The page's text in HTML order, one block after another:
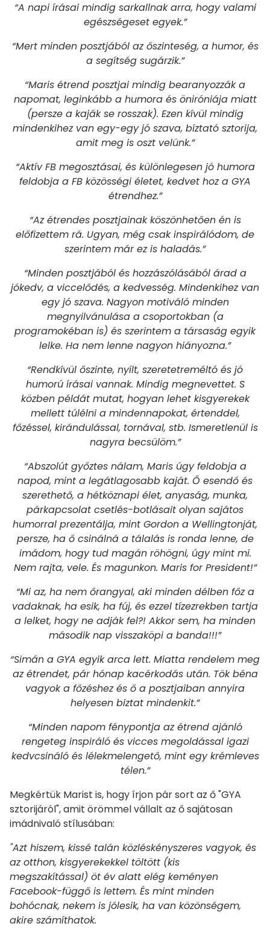
“A napi írásai mindig sarkallnak arra, hogy valami
egészségeset egyek.”
“Mert minden posztjából az őszinteség, a humor, és
a segítség sugárzik.”
“Maris étrend posztjai mindig bearanyozzák a
napomat, leginkább a humora és öniróniája miatt
(persze a kaják se rosszak). Ezen kívül mindig
mindenkihez van egy-egy jó szava, bíztató sztorija,
amit meg is oszt velünk.”
“Aktív FB megosztásai, és különlegesen jó humora
feldobja a FB közösségi életet, kedvet hoz a GYA
étrendhez.”
“Az étrendes posztjainak köszönhetően én is
előfizettem rá. Ugyan, még csak inspirálódom, de
szerintem már ez is haladás.”
“Minden posztjából és hozzászólásából árad a
jókedv, a viccelődés, a kedvesség. Mindenkihez van
egy jó szava. Nagyon motiváló minden
megnyilvánulása a csoportokban (a
programokéban is) és szerintem a társaság egyik
lelke. Ha nem lenne nagyon hiányozna.”
“Rendkívül őszinte, nyílt, szeretetreméltó és jó
humorú írásai vannak. Mindig megnevettet. S
közben példát mutat, hogyan lehet kisgyerekek
mellett túlélni a mindennapokat, értenddel,
főzéssel, kirándulással, tornával, stb. Ismeretlenül is
nagyra becsülöm.”
“Abszolút győztes nálam, Maris úgy feldobja a
napod, mint a legátlagosabb kaját. Ő esendő és
szerethető, a hétköznapi élet, anyaság, munka,
párkapcsolat csetlés-botlásait olyan sajátos
humorral prezentálja, mint Gordon a Wellingtonját,
persze, ha ő csinálná a tálalás is ronda lenne, de
imádom, hogy tud magán röhögni, úgy mint mi.
Nem rajta, vele. És magunkon. Maris for President!”
“Mi az, ha nem őrangyal, aki minden délben főz a
vadaknak, ha esik, ha fúj, és ezzel tízezrekben tartja
a lelket, hogy ne adják fel?! Akkor sem, ha minden
második nap visszaköpi a banda!!!”
“Simán a GYA egyik arca lett. Miatta rendelem meg
az étrendet, pár hónap kacérkodás után. Tök béna
vagyok a főzéshez és ő a posztjaiban annyira
helyesen biztat mindenkit.”
“Minden napom fénypontja az étrend ajánló
rengeteg inspiráló és vicces megoldással igazi
kedvcsináló és lélekmelengető, mint egy krémleves
télen.”
Megkértük Marist is, hogy írjon pár sort az ő "GYA
sztorijáról", amit örömmel vállalt az ő sajátosan
imádnivaló stílusában:
"Azt hiszem, kissé talán közléskényszeres vagyok, és
az otthon, kisgyerekekkel töltött (kis
megszakítással) öt év alatt elég keményen
Facebook-függő is lettem. És mint minden
bohócnak, nekem is jólesik, ha van közönségem,
akire számíthatok.